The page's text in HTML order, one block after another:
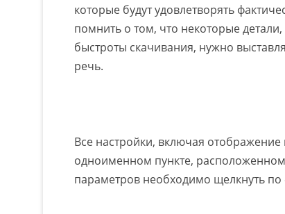
которые будут удовлетворять
помнить о том, что некоторые
быстроты скачивания, нужно
речь.
Все настройки, включая
одноименном пункте,
параметров необходимо щелкнуть